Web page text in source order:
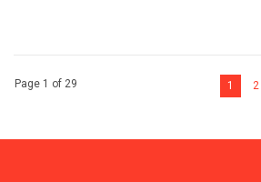
Page 1 of 29 1 2